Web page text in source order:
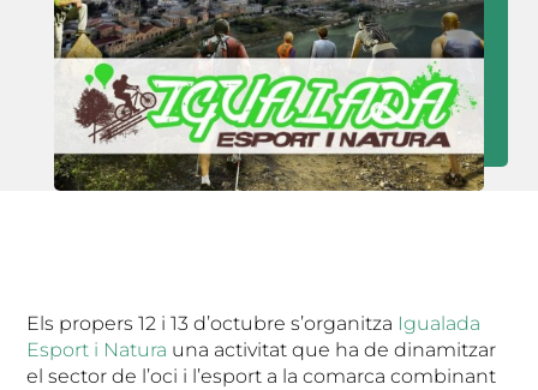
Els propers 12 i 13 d’octubre s’organitza Igualada
Esport i Natura una activitat que ha de dinamitzar
el sector de l’oci i l’esport a la comarca combinant